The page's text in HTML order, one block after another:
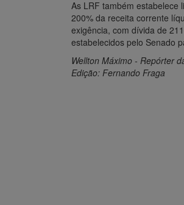
As LRF também estabelece
200% da receita corrente
exigência, com dívida de
estabelecidos pelo Senado
Wellton Máximo - Repórter
Edição: Fernando Fraga